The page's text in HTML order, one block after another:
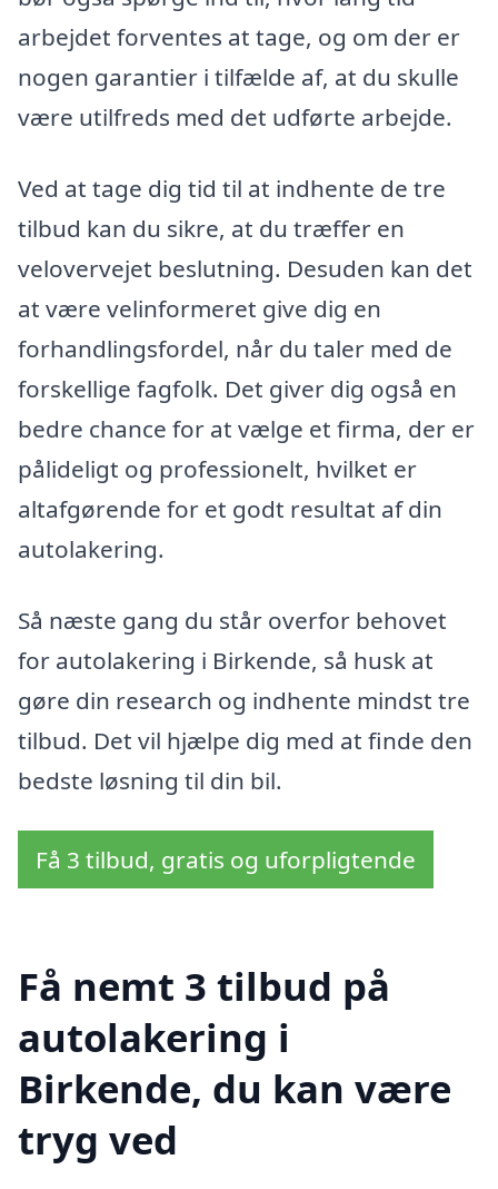
arbejdet forventes at tage, og om der er
nogen garantier i tilfælde af, at du skulle
være utilfreds med det udførte arbejde.
Ved at tage dig tid til at indhente de tre
tilbud kan du sikre, at du træffer en
velovervejet beslutning. Desuden kan det
at være velinformeret give dig en
forhandlingsfordel, når du taler med de
forskellige fagfolk. Det giver dig også en
bedre chance for at vælge et firma, der er
pålideligt og professionelt, hvilket er
altafgørende for et godt resultat af din
autolakering.
Så næste gang du står overfor behovet
for autolakering i Birkende, så husk at
gøre din research og indhente mindst tre
tilbud. Det vil hjælpe dig med at finde den
bedste løsning til din bil.
Få 3 tilbud, gratis og uforpligtende
Få nemt 3 tilbud på
autolakering i
Birkende, du kan være
tryg ved